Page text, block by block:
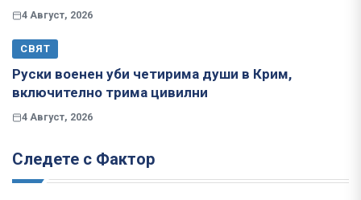
4 Август, 2026
СВЯТ
Руски военен уби четирима души в Крим,
включително трима цивилни
4 Август, 2026
Следете с Фактор